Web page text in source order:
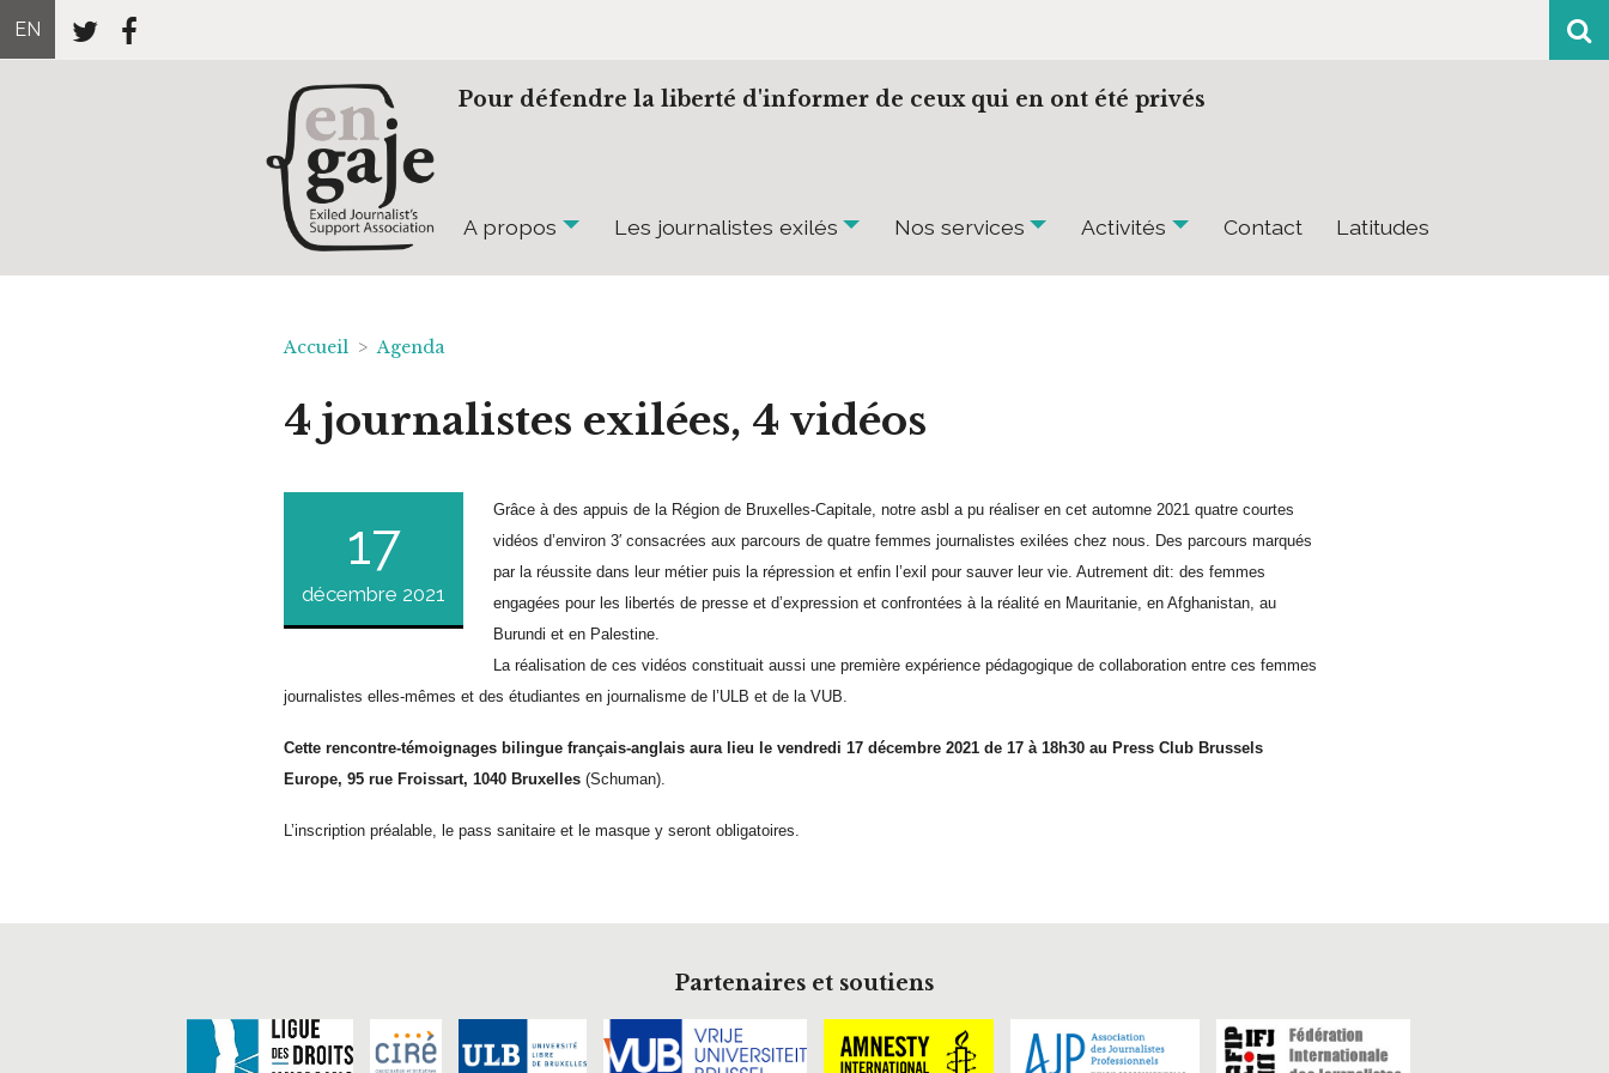
EN
Pour défendre la liberté d'informer de ceux qui en ont été privés
A propos Les journalistes exilés Nos services Activités Contact Latitudes
Accueil >Agenda
4 journalistes exilées, 4 vidéos
17
décembre 2021
Grâce à des appuis de la Région de Bruxelles-Capitale, notre asbl a pu réaliser en cet automne 2021 quatre courtes
vidéos d’environ 3′ consacrées aux parcours de quatre femmes journalistes exilées chez nous. Des parcours marqués
par la réussite dans leur métier puis la répression et enfin l’exil pour sauver leur vie. Autrement dit: des femmes
engagées pour les libertés de presse et d’expression et confrontées à la réalité en Mauritanie, en Afghanistan, au
Burundi et en Palestine.
La réalisation de ces vidéos constituait aussi une première expérience pédagogique de collaboration entre ces femmes
journalistes elles-mêmes et des étudiantes en journalisme de l’ULB et de la VUB.
Cette rencontre-témoignages bilingue français-anglais aura lieu le vendredi 17 décembre 2021 de 17 à 18h30 au Press Club Brussels
Europe, 95 rue Froissart, 1040 Bruxelles (Schuman).
L’inscription préalable, le pass sanitaire et le masque y seront obligatoires.
Partenaires et soutiens